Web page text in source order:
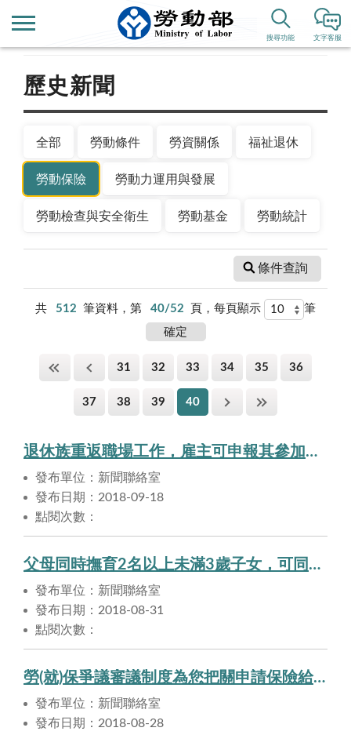
文字客服
搜尋功能
新聞公告
歷史新聞
全部 勞動條件 勞資關係 福祉退休
勞動保險 勞動力運用與發展
勞動檢查與安全衛生 勞動基金 勞動統計
條件查詢
共 512 筆資料，第 40/52 頁，每頁顯示 筆
31 32 33 34 35 36
37 38 39 40
退休族重返職場工作，雇主可申報其參加職業災害保險，以保障權益。
發布單位：新聞聯絡室
發布日期：2018-09-18
點閱次數：
父母同時撫育2名以上未滿3歲子女，可同時請領育嬰留職停薪津貼。
發布單位：新聞聯絡室
發布日期：2018-08-31
點閱次數：
勞(就)保爭議審議制度為您把關申請保險給付的權益！
發布單位：新聞聯絡室
發布日期：2018-08-28